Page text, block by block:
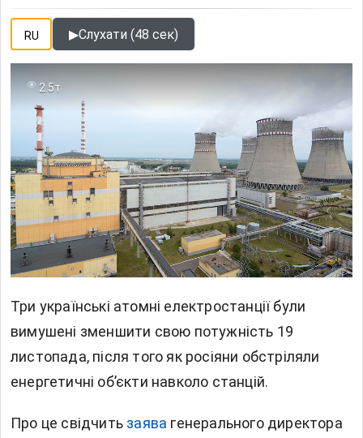
RU ▶Слухати (48 сек)
2.5т
Три українські атомні електростанції були
вимушені зменшити свою потужність 19
листопада, після того як росіяни обстріляли
енергетичні обʼєкти навколо станцій.
Про це свідчить заява генерального директора